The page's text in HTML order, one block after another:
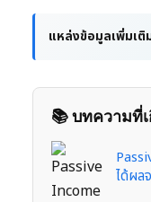
แหล่งข้อมูลเพิ่มเติ
📚 บทความที่
ได้ผล